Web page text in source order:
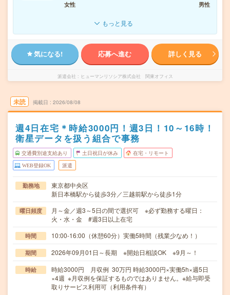
女性
男性
もっと見る
気になる! 応募へ進む 詳しく見る
派遣会社 ヒューマンリソシア株式会社 関東オフィス
未読 掲載日 2026/08/08
週4日在宅＊時給3000円！週3日！10～16時！
衛星データを扱う組合で事務
交通費別途支給あり 土日祝日が休み 在宅・リモート
WEB登録OK 派遣
勤務地
東京都中央区
新日本橋駅から徒歩3分／三越前駅から徒歩1分
曜日頻度
月～金／週3～5日の間で選択可 ※必ず勤務する曜日：
火・水・金 #週3日以上在宅
時間 10:00-16:00（休憩60分）実働5時間（残業少なめ！）
期間 2026年09月01日～長期 ※開始日相談OK ※9月～！
時給
時給3000円 月収例 30万円 時給3000円×実働5h×週5日
×4週 ※月収例を保証するものではありません。※給与即受
取りサービス利用可（利用条件有）